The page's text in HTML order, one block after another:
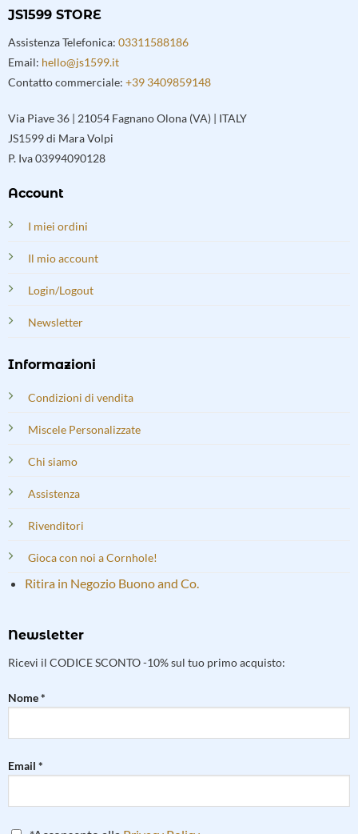
JS1599 STORE
Assistenza Telefonica: 03311588186
Email: hello@js1599.it
Contatto commerciale: +39 3409859148
Via Piave 36 | 21054 Fagnano Olona (VA) | ITALY
JS1599 di Mara Volpi
P. Iva 03994090128
Account
I miei ordini
Il mio account
Login/Logout
Newsletter
Informazioni
Condizioni di vendita
Miscele Personalizzate
Chi siamo
Assistenza
Rivenditori
Gioca con noi a Cornhole!
Ritira in Negozio Buono and Co.
Newsletter
Ricevi il CODICE SCONTO -10% sul tuo primo acquisto:
Nome *
Email *